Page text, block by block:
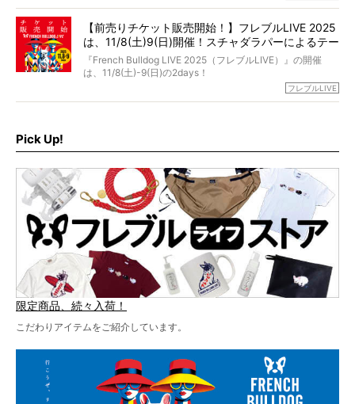
day1の司会はフレブルラバーのロッチさん。day2の音楽フ
ェスには世代ど真ん中のPUFFYが出演するなど、例年以上
に豪華なラインナップ。
北は北海道、南は鹿児島県から。全国のフレンチブルドッ
グが一堂に会した「フレブルLIVE2024」の模様を、詳しく
【前売りチケット販売開始！】フレブルLIVE 2025
は、11/8(土)9(日)開催！スチャダラパーによるテー
マソング制作も決定
『French Bulldog LIVE 2025（フレブルLIVE）』の開催
は、11/8(土)-9(日)の2days！
お得な前売りチケット、いよいよ販売スタートです！
ど、内容盛りだくさんでお送りしていますので、最後まで
お見逃しなく！
フレブルLIVE
Pick Up!
限定商品、続々入荷！
こだわりアイテムをご紹介しています。